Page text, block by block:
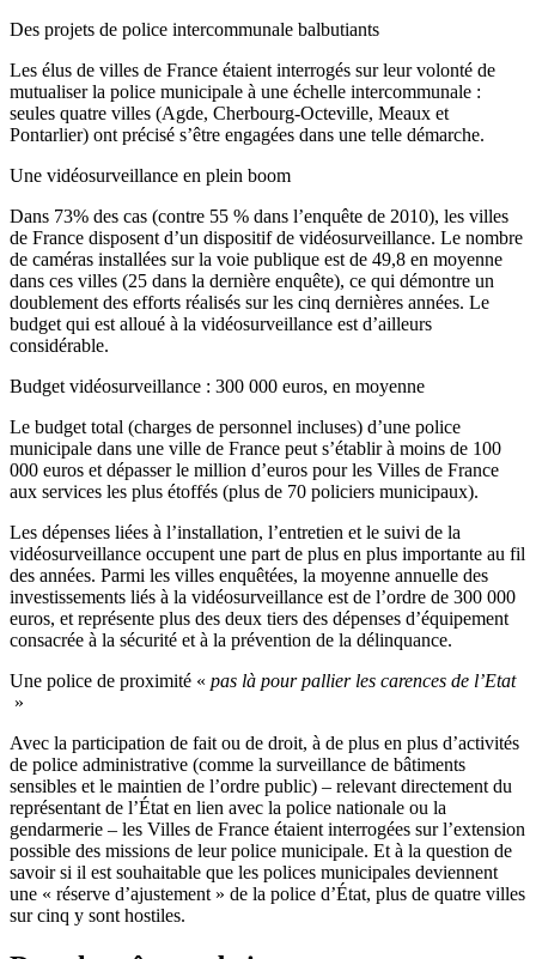
Des projets de police intercommunale balbutiants
Les élus de villes de France étaient interrogés sur leur volonté de
mutualiser la police municipale à une échelle intercommunale :
seules quatre villes (Agde, Cherbourg-Octeville, Meaux et
Pontarlier) ont précisé s’être engagées dans une telle démarche.
Une vidéosurveillance en plein boom
Dans 73% des cas (contre 55 % dans l’enquête de 2010), les villes
de France disposent d’un dispositif de vidéosurveillance. Le nombre
de caméras installées sur la voie publique est de 49,8 en moyenne
dans ces villes (25 dans la dernière enquête), ce qui démontre un
doublement des efforts réalisés sur les cinq dernières années. Le
budget qui est alloué à la vidéosurveillance est d’ailleurs
considérable.
Budget vidéosurveillance : 300 000 euros, en moyenne
Le budget total (charges de personnel incluses) d’une police
municipale dans une ville de France peut s’établir à moins de 100
000 euros et dépasser le million d’euros pour les Villes de France
aux services les plus étoffés (plus de 70 policiers municipaux).
Les dépenses liées à l’installation, l’entretien et le suivi de la
vidéosurveillance occupent une part de plus en plus importante au fil
des années. Parmi les villes enquêtées, la moyenne annuelle des
investissements liés à la vidéosurveillance est de l’ordre de 300 000
euros, et représente plus des deux tiers des dépenses d’équipement
consacrée à la sécurité et à la prévention de la délinquance.
Une police de proximité « pas là pour pallier les carences de l’Etat
»
Avec la participation de fait ou de droit, à de plus en plus d’activités
de police administrative (comme la surveillance de bâtiments
sensibles et le maintien de l’ordre public) – relevant directement du
représentant de l’État en lien avec la police nationale ou la
gendarmerie – les Villes de France étaient interrogées sur l’extension
possible des missions de leur police municipale. Et à la question de
savoir si il est souhaitable que les polices municipales deviennent
une « réserve d’ajustement » de la police d’État, plus de quatre villes
sur cinq y sont hostiles.